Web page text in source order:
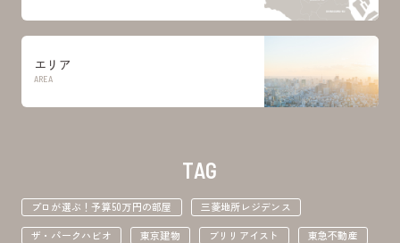
エリア
AREA
TAG
プロが選ぶ！予算50万円の部屋
三菱地所レジデンス
ザ・パークハビオ
東京建物 ブリリアイスト
東急不動産